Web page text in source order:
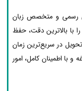
رسمی و متخصص زبان
را با بالاترین دقت، حفظ
در سریع‌ترین زمان
با اطمینان کامل، امور